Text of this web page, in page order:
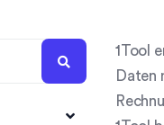
1Tool
Daten